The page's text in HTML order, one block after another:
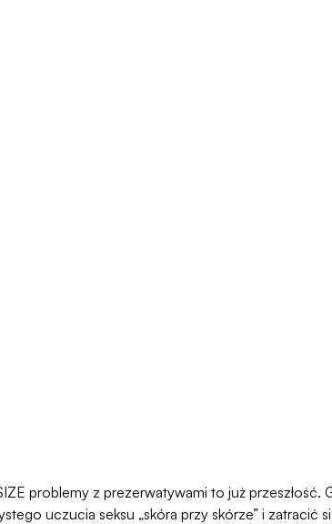
problemy z prezerwatywami to już
uczucia seksu „skóra przy skórze” i zatracić